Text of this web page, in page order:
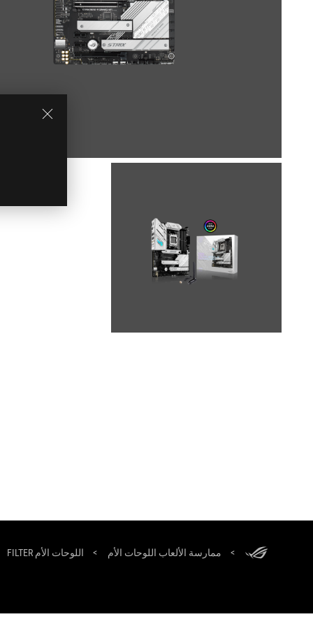
> ممارسة الألعاب اللوحات الأم > اللوحات الأم FILTER